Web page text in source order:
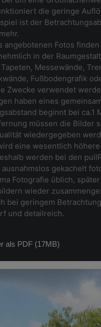
die geringe
ist der
angebotenen Fotos
in der
Messewände,
Fußbodengrafik
Zwecke verwendet
haben eines
beginnt bei ca.1
müssen die Bilder
wiedergegeben
eine wesentlich
werden bei den
ausnahmslos gekachelt
Fotografie üblich,
wieder
bei geringem
und detailreich.
als PDF (17MB)